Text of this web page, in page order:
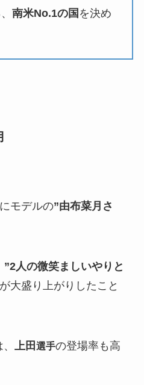
南米No.1の国 を決め
モデルの”由布菜月さ
”2人の微笑ましいやりと
大盛り上がりしたこと
上田 選手の登場率も高